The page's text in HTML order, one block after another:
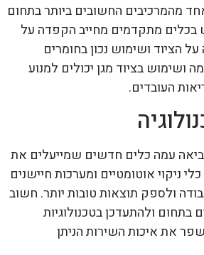
מהמרכיבים החשובים ביותר בתחום
בכלים מתקדמים מחייב הקפדה על
הציוד ושימוש נכון בחומרים
ושימוש בציוד מגן יכולים למנוע
העובדים.
עמה כלים חדשים שמייעלים את
ניקוי אוטומטיים ומערכות חיישנים
ולספק תוצאות טובות יותר. חשוב
ולהתעדכן בטכנולוגיות
את איכות השירות הניתן